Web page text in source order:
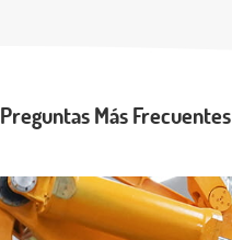
Preguntas Más Frecuentes